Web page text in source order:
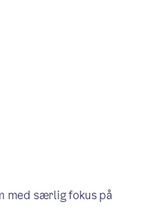
med særlig fokus på